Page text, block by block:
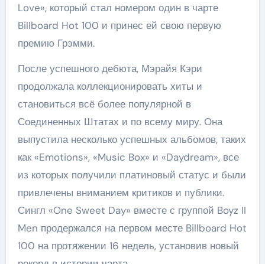
Love», который стал номером один в чарте
Billboard Hot 100 и принес ей свою первую
премию Грэмми.
После успешного дебюта, Мэрайя Кэри
продолжала коллекционировать хиты и
становиться всё более популярной в
Соединенных Штатах и по всему миру. Она
выпустила несколько успешных альбомов, таких
как «Emotions», «Music Box» и «Daydream», все
из которых получили платиновый статус и были
привлечены вниманием критиков и публики.
Сингл «One Sweet Day» вместе с группой Boyz II
Men продержался на первом месте Billboard Hot
100 на протяжении 16 недель, установив новый